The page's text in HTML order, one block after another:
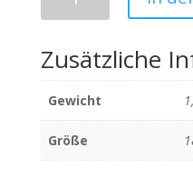
Zusätzliche
Gewicht
Größe